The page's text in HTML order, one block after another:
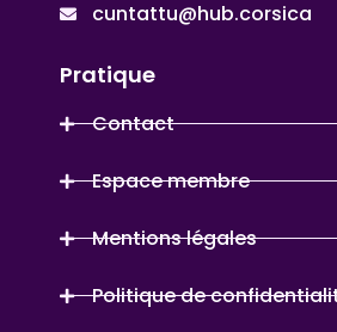
cuntattu@hub.corsica
Pratique
Contact
Espace membre
Mentions légales
Politique de